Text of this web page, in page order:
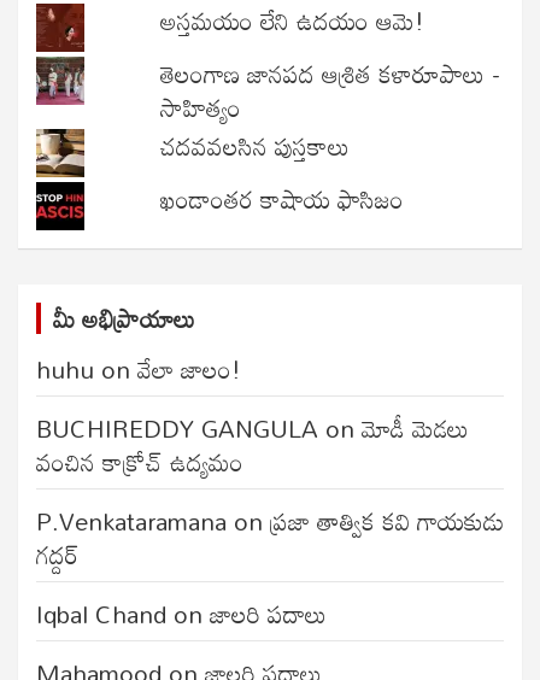
అస్తమయం లేని ఉదయం ఆమె!
తెలంగాణ జానపద ఆశ్రిత కళారూపాలు -
సాహిత్యం
చదవవలసిన పుస్తకాలు
ఖండాంతర కాషాయ ఫాసిజం
మీ అభిప్రాయాలు
huhu onవేలా జాలం!
BUCHIREDDY GANGULA onమోడీ మెడలు
వంచిన కాక్రోచ్ ఉద్యమం
P.Venkataramana onప్రజా తాత్విక కవి గాయకుడు
గద్దర్
Iqbal Chand onజాలరి పదాలు